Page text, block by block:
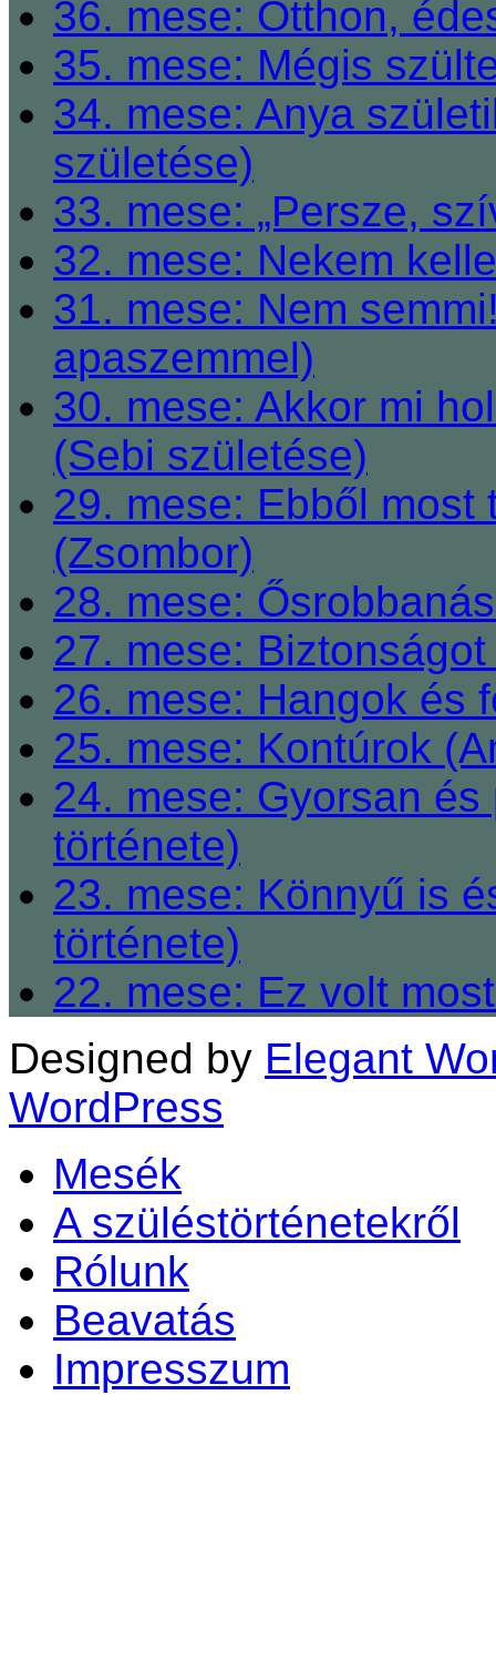
36. mese: Otthon,
35. mese: Mégis
34. mese: Anya
születése)
33. mese: „Persze,
32. mese: Nekem
31. mese: Nem
apaszemmel)
30. mese: Akkor mi
(Sebi születése)
29. mese: Ebből
(Zsombor)
28. mese:
27. mese:
26. mese: Hangok és
25. mese: Kontúrok
24. mese: Gyorsan
története)
23. mese: Könnyű is
története)
22. mese: Ez volt
Designed by Elegant
WordPress
Mesék
A szüléstörténetekről
Rólunk
Beavatás
Impresszum